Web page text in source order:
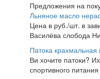
Предложения на
Льняное масло
Цена в руб./шт. в
Василёва слобода
Патока
Ви хочите патоки?
спортивного